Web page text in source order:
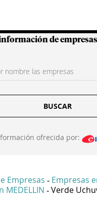
de empresas
BUSCAR
ofrecida por:
Empresas - Empresas
MEDELLIN - Verde